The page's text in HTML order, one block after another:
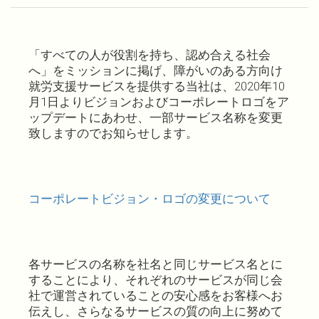
「すべての人が役割を持ち、認め合える社会
へ」をミッションに掲げ、障がいのある方向け
就労支援サービスを提供する当社は、2020年10
月1日よりビジョンおよびコーポレートロゴをア
ップデートにあわせ、一部サービス名称を変更
致しますのでお知らせします。
コーポレートビジョン・ロゴの変更について
各サービスの名称を社名と同じサービス名とに
することにより、それぞれのサービスが同じ会
社で運営されていることの安心感をお客様へお
伝えし、さらなるサービスの質の向上に努めて